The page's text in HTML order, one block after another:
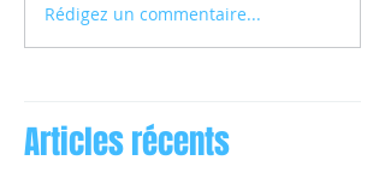
Rédigez un commentaire...
Articles récents